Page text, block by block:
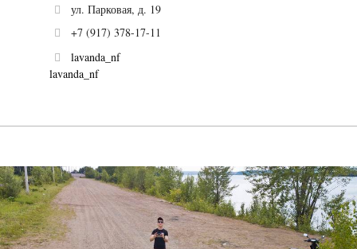
ул. Парковая, д. 19
+7 (917) 378-17-11
lavanda_nf
lavanda_nf